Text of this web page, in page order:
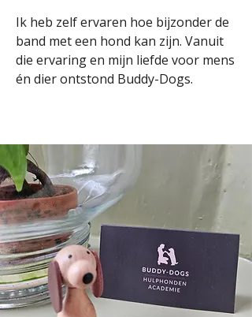
Ik heb zelf ervaren hoe bijzonder de
band met een hond kan zijn. Vanuit
die ervaring en mijn liefde voor mens
én dier ontstond Buddy-Dogs.